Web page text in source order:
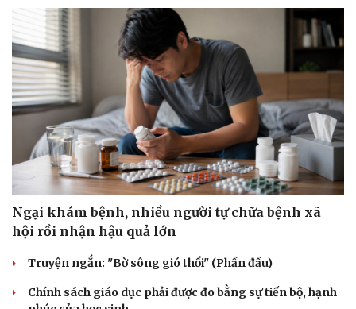
Ngại khám bệnh, nhiều người tự chữa bệnh xã
hội rồi nhận hậu quả lớn
Truyện ngắn: "Bờ sông gió thổi" (Phần đầu)
Chính sách giáo dục phải được đo bằng sự tiến bộ, hạnh